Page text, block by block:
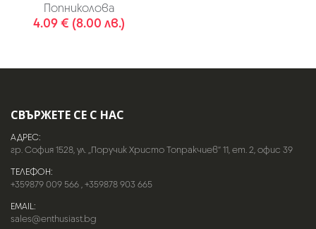
Попниколова
4.09 € (8.00 лв.)
СВЪРЖЕТЕ СЕ С НАС
АДРЕС:
гр. София 1528, ул. „Поручик Христо Топракчиев“ 11, ет. 2, офис 39
ТЕЛЕФОН:
+359879 009 566,+359878 903 665
EMAIL:
sales@enthusiast.bg